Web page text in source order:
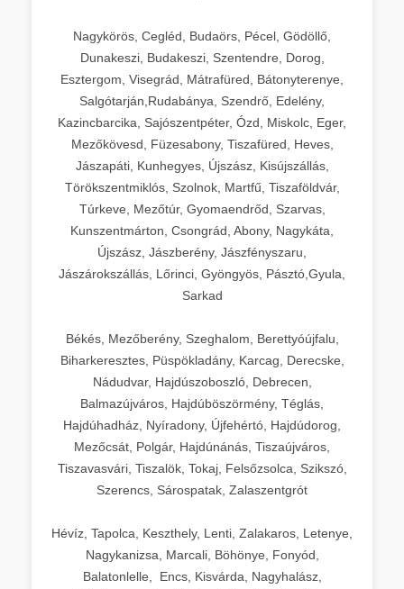
Nagykörös, Cegléd, Budaörs, Pécel, Gödöllő,
Dunakeszi, Budakeszi, Szentendre, Dorog,
Esztergom, Visegrád, Mátrafüred, Bátonyterenye,
Salgótarján,Rudabánya, Szendrő, Edelény,
Kazincbarcika, Sajószentpéter, Ózd, Miskolc, Eger,
Mezőkövesd, Füzesabony, Tiszafüred, Heves,
Jászapáti, Kunhegyes, Újszász, Kisújszállás,
Törökszentmiklós, Szolnok, Martfű, Tiszaföldvár,
Túrkeve, Mezőtúr, Gyomaendrőd, Szarvas,
Kunszentmárton, Csongrád, Abony, Nagykáta,
Újszász, Jászberény, Jászfényszaru,
Jászárokszállás, Lőrinci, Gyöngyös, Pásztó,Gyula,
Sarkad
Békés, Mezőberény, Szeghalom, Berettyóújfalu,
Biharkeresztes, Püspökladány, Karcag, Derecske,
Nádudvar, Hajdúszoboszló, Debrecen,
Balmazújváros, Hajdúböszörmény, Téglás,
Hajdúhadház, Nyíradony, Újfehértó, Hajdúdorog,
Mezőcsát, Polgár, Hajdúnánás, Tiszaújváros,
Tiszavasvári, Tiszalök, Tokaj, Felsőzsolca, Szikszó,
Szerencs, Sárospatak, Zalaszentgrót
Hévíz, Tapolca, Keszthely, Lenti, Zalakaros, Letenye,
Nagykanizsa, Marcali, Böhönye, Fonyód,
Balatonlelle, Encs, Kisvárda, Nagyhalász,